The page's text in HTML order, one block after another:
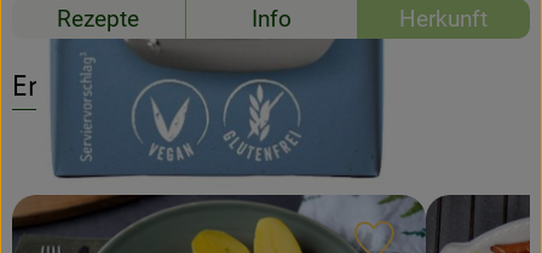
Rezeptarchiv
Rezepte Info Herkunft
Entdecke passende Rezepte
Rezept zu